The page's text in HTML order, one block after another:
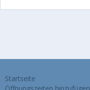
Startseite
Öffnungszeiten hinzufügen